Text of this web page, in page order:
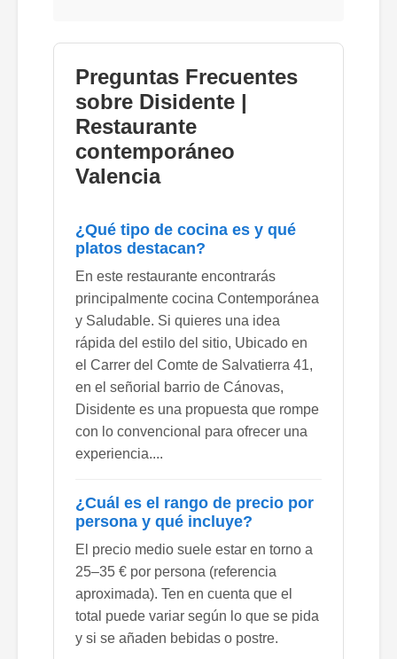
Preguntas Frecuentes
sobre Disidente |
Restaurante
contemporáneo
Valencia
¿Qué tipo de cocina es y qué
platos destacan?
En este restaurante encontrarás
principalmente cocina Contemporánea
y Saludable. Si quieres una idea
rápida del estilo del sitio, Ubicado en
el Carrer del Comte de Salvatierra 41,
en el señorial barrio de Cánovas,
Disidente es una propuesta que rompe
con lo convencional para ofrecer una
experiencia....
¿Cuál es el rango de precio por
persona y qué incluye?
El precio medio suele estar en torno a
25–35 € por persona (referencia
aproximada). Ten en cuenta que el
total puede variar según lo que se pida
y si se añaden bebidas o postre.